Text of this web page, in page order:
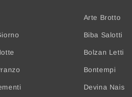
Arte Brotto
Biba Salotti
Bolzan Letti
Bontempi
Devina Nais